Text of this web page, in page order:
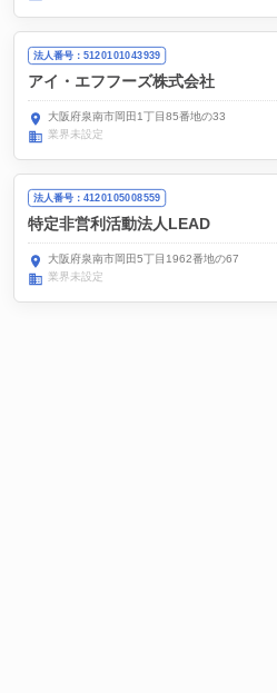
法人番号：5120101043939
アイ・エフフーズ株式会社
大阪府泉南市岡田1丁目85番地の33
業界未設定
法人番号：4120105008559
特定非営利活動法人LEAD
大阪府泉南市岡田5丁目1962番地の67
業界未設定